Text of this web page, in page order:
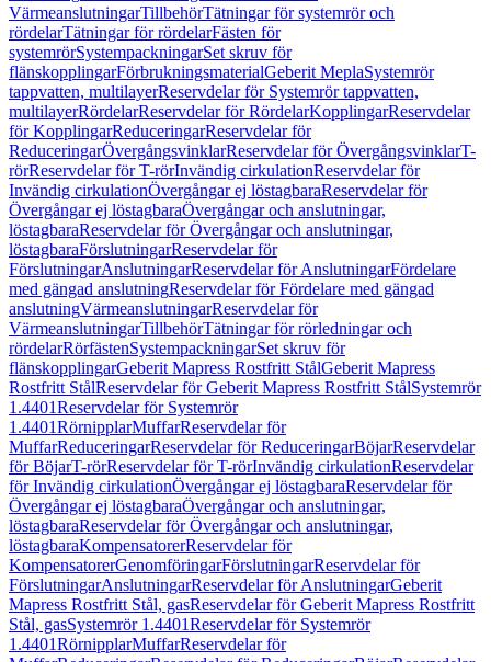
VärmeanslutningarTillbehörTätningar för systemrör och
rördelarTätningar för rördelarFästen för
systemrörSystempackningarSet skruv för
flänskopplingarFörbrukningsmaterialGeberit MeplaSystemrör
tappvatten, multilayerReservdelar för Systemrör tappvatten,
multilayerRördelarReservdelar för RördelarKopplingarReservdelar
för KopplingarReduceringarReservdelar för
ReduceringarÖvergångsvinklarReservdelar för ÖvergångsvinklarT-
rörReservdelar för T-rörInvändig cirkulationReservdelar för
Invändig cirkulationÖvergångar ej löstagbaraReservdelar för
Övergångar ej löstagbaraÖvergångar och anslutningar,
löstagbaraReservdelar för Övergångar och anslutningar,
löstagbaraFörslutningarReservdelar för
FörslutningarAnslutningarReservdelar för AnslutningarFördelare
med gängad anslutningReservdelar för Fördelare med gängad
anslutningVärmeanslutningarReservdelar för
VärmeanslutningarTillbehörTätningar för rörledningar och
rördelarRörfästenSystempackningarSet skruv för
flänskopplingarGeberit Mapress Rostfritt StålGeberit Mapress
Rostfritt StålReservdelar för Geberit Mapress Rostfritt StålSystemrör
1.4401Reservdelar för Systemrör
1.4401RörnipplarMuffarReservdelar för
MuffarReduceringarReservdelar för ReduceringarBöjarReservdelar
för BöjarT-rörReservdelar för T-rörInvändig cirkulationReservdelar
för Invändig cirkulationÖvergångar ej löstagbaraReservdelar för
Övergångar ej löstagbaraÖvergångar och anslutningar,
löstagbaraReservdelar för Övergångar och anslutningar,
löstagbaraKompensatorerReservdelar för
KompensatorerGenomföringarFörslutningarReservdelar för
FörslutningarAnslutningarReservdelar för AnslutningarGeberit
Mapress Rostfritt Stål, gasReservdelar för Geberit Mapress Rostfritt
Stål, gasSystemrör 1.4401Reservdelar för Systemrör
1.4401RörnipplarMuffarReservdelar för